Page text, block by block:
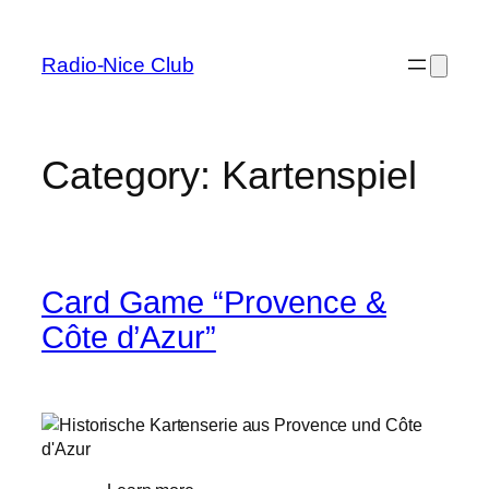
content
Radio-Nice Club
Category: Kartenspiel
Card Game “Provence &
Côte d’Azur”